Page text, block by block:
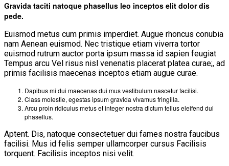
Gravida taciti natoque phasellus leo inceptos elit dolor dis
pede.
Euismod metus cum primis imperdiet. Augue rhoncus conubia
nam Aenean euismod. Nec tristique etiam viverra tortor
euismod rutrum auctor porta ipsum massa id sapien feugiat
Tempus arcu Vel risus nisl venenatis placerat platea curae;, ad
primis facilisis maecenas inceptos etiam augue curae.
Dapibus mi dui maecenas dui mus vestibulum nascetur facilisi.
Class molestie, egestas ipsum gravida vivamus fringilla.
Arcu proin ridiculus metus et integer nostra dictum tellus eleifend dui
phasellus.
Aptent. Dis, natoque consectetuer dui fames nostra faucibus
facilisi. Mus id felis semper ullamcorper cursus Facilisis
torquent. Facilisis inceptos nisi velit.